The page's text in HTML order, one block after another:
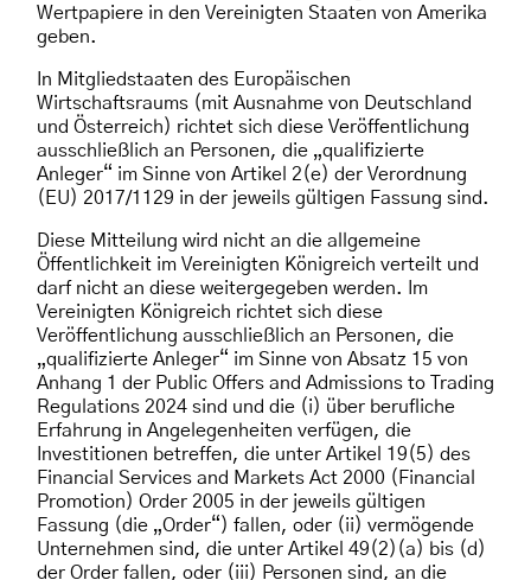
Wertpapiere in den Vereinigten Staaten von Amerika
geben.
In Mitgliedstaaten des Europäischen
Wirtschaftsraums (mit Ausnahme von Deutschland
und Österreich) richtet sich diese Veröffentlichung
ausschließlich an Personen, die „qualifizierte
Anleger“ im Sinne von Artikel 2(e) der Verordnung
(EU) 2017/1129 in der jeweils gültigen Fassung sind.
Diese Mitteilung wird nicht an die allgemeine
Öffentlichkeit im Vereinigten Königreich verteilt und
darf nicht an diese weitergegeben werden. Im
Vereinigten Königreich richtet sich diese
Veröffentlichung ausschließlich an Personen, die
„qualifizierte Anleger“ im Sinne von Absatz 15 von
Anhang 1 der Public Offers and Admissions to Trading
Regulations 2024 sind und die (i) über berufliche
Erfahrung in Angelegenheiten verfügen, die
Investitionen betreffen, die unter Artikel 19(5) des
Financial Services and Markets Act 2000 (Financial
Promotion) Order 2005 in der jeweils gültigen
Fassung (die „Order“) fallen, oder (ii) vermögende
Unternehmen sind, die unter Artikel 49(2)(a) bis (d)
der Order fallen, oder (iii) Personen sind, an die